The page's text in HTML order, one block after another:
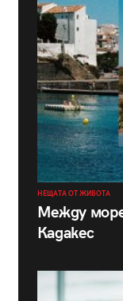
НЕЩАТА ОТ ЖИВОТА
Между
Кадакес